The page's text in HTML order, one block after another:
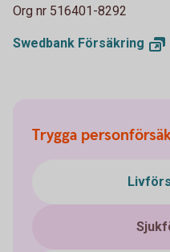
Org nr 516401-8292
Swedbank Försäkring
Trygga